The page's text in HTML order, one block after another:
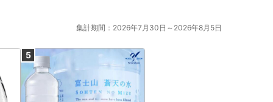
集計期間：2026年7月30日～2026年8月5日